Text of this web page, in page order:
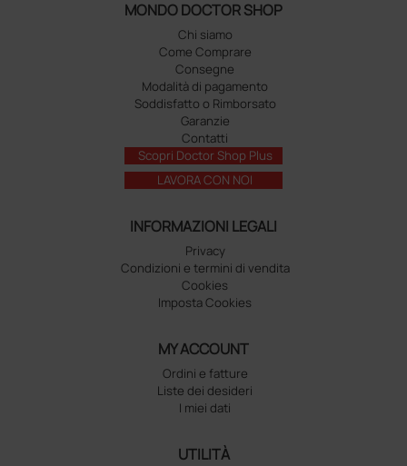
MONDO DOCTOR SHOP
Chi siamo
Come Comprare
Consegne
Modalità di pagamento
Soddisfatto o Rimborsato
Garanzie
Contatti
Scopri Doctor Shop Plus
LAVORA CON NOI
INFORMAZIONI LEGALI
Privacy
Condizioni e termini di vendita
Cookies
Imposta Cookies
MY ACCOUNT
Ordini e fatture
Liste dei desideri
I miei dati
UTILITÀ